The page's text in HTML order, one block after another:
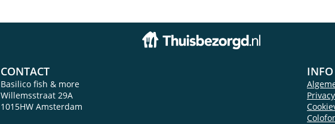
CONTACT
Basilico fish & more
Willemsstraat 29A
1015HW Amsterdam
INFO